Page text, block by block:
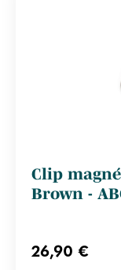
Clip
Brown -
26,90 €